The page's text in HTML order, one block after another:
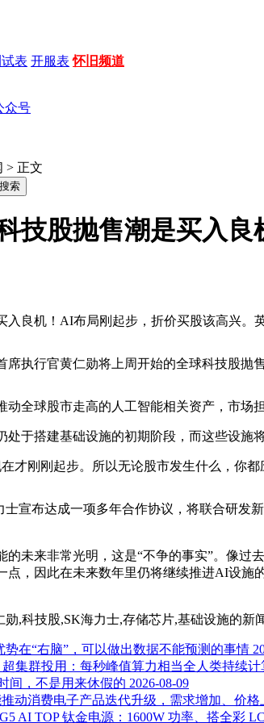
表 开服表 怀旧频道
众号
> 正文
技股抛售潮是买入
入良机！AI布局刚起步，折价买股该高兴。
席执行官黄仁勋将上周开始的全球科技股抛
动全球股市走高的人工智能相关资产，市场
处于搭建基础设施的初期阶段，而这些设施
才刚刚起步。所以无论股市发生什么，你
士宣布达成一项多年合作协议，将联合研
的未来非常光明，这是“不争的事实”。像
点，因此在未来数年里仍将继续推进AI设施
,科技股,SK海力士,存储芯片,基础设施的新
在“右脑”，可以做出数据不能预测的事情
集群投用：每秒峰值算力相当全人类持续计
间，不是用来休假的 2026-08-09
动消费电子产品迭代升级，需求增加、价
AI TOP 钛金电源：1600W 功率、搭全彩